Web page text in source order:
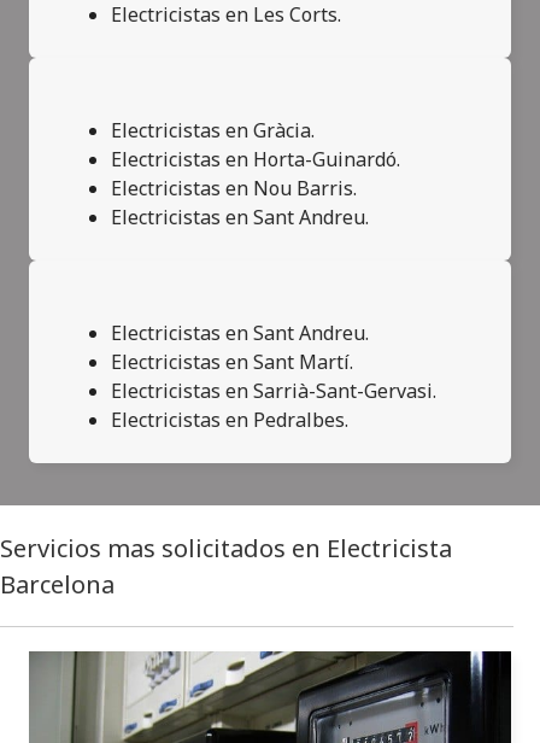
Electricistas en Les Corts.
Electricistas en Gràcia.
Electricistas en Horta-Guinardó.
Electricistas en Nou Barris.
Electricistas en Sant Andreu.
Electricistas en Sant Andreu.
Electricistas en Sant Martí.
Electricistas en Sarrià-Sant-Gervasi.
Electricistas en Pedralbes.
Servicios mas solicitados en Electricista
Barcelona